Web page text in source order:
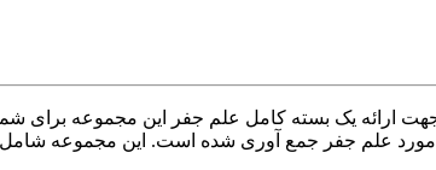
ارائه یک بسته کامل علم جفر این مجموعه برای
علم جفر جمع آوری شده است. این مجموعه